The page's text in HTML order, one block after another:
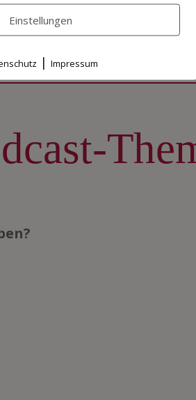
Einstellungen
| Impressum